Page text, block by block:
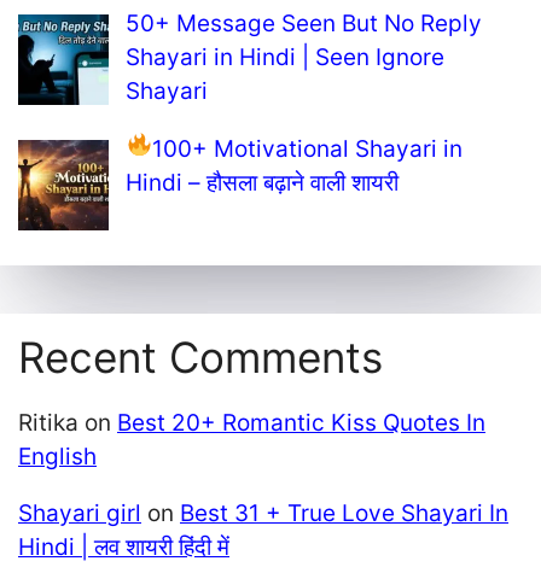
50+ Message Seen But No Reply
Shayari in Hindi | Seen Ignore
Shayari
100+ Motivational Shayari in
Hindi – हौसला बढ़ाने वाली शायरी
Recent Comments
Ritika on Best 20+ Romantic Kiss Quotes In
English
Shayari girl on Best 31 + True Love Shayari In
Hindi | लव शायरी हिंदी में